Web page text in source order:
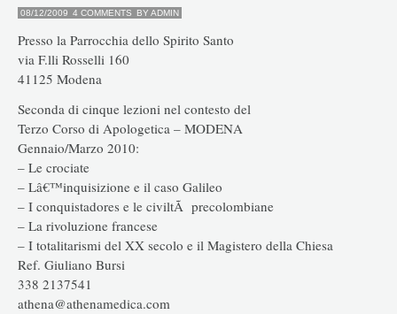
08/12/2009 4 COMMENTS BY ADMIN
Presso la Parrocchia dello Spirito Santo
via F.lli Rosselli 160
41125 Modena
Seconda di cinque lezioni nel contesto del
Terzo Corso di Apologetica – MODENA
Gennaio/Marzo 2010:
– Le crociate
– Lâ€™inquisizione e il caso Galileo
– I conquistadores e le civiltÃ precolombiane
– La rivoluzione francese
– I totalitarismi del XX secolo e il Magistero della Chiesa
Ref. Giuliano Bursi
338 2137541
athena@athenamedica.com